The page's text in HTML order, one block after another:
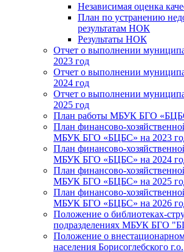
Независимая оценка
План по устранению
результатам НОК
Результаты НОК
Отчет о выполнении
2023 год
Отчет о выполнении
2024 год
Отчет о выполнении
2025 год
План работы МБУК БГО
План финансово-
МБУК БГО «БЦБС» на 2023
План финансово-
МБУК БГО «БЦБС» на 2024
План финансово-
МБУК БГО «БЦБС» на 2025
План финансово-
МБУК БГО «БЦБС» на 2026
Положение о библиотеках-
подразделениях МБУК БГО
Положение о
населения Борисоглебского г.о.